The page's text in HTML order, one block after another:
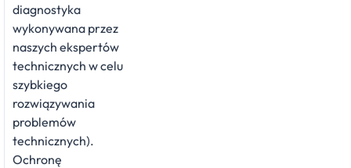
diagnostyka
wykonywana przez
naszych ekspertów
technicznych w celu
szybkiego
rozwiązywania
problemów
technicznych).
Ochronę